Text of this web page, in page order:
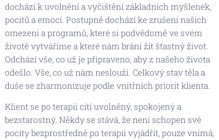
dochází k uvolnění a vyčištění základních myšlenek,
pocitů a emocí. Postupně dochází ke zrušení našich
omezení a programů, které si podvědomě ve svém
životě vytváříme a které nám brání žít šťastný život.
Odchází vše, co už je připraveno, aby z našeho života
odešlo. Vše, co už nám neslouží. Celkový stav těla a
duše se zharmonizuje podle vnitřních priorit klienta.
Klient se po terapii cítí uvolněný, spokojený a
bezstarostný. Někdy se stává, že není schopen své
pocity bezprostředně po terapii vyjádřit, pouze vnímá,